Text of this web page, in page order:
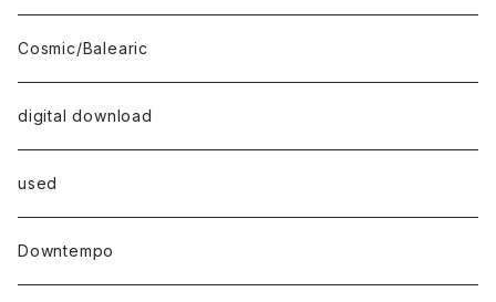
Cosmic/Balearic
digital download
used
Downtempo